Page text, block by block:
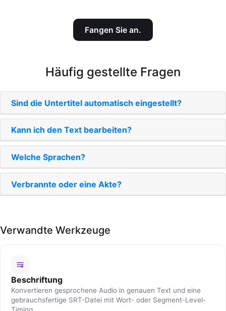
Fangen Sie an.
Häufig gestellte Fragen
Sind die Untertitel automatisch eingestellt?
Kann ich den Text bearbeiten?
Welche Sprachen?
Verbrannte oder eine Akte?
Verwandte Werkzeuge
Beschriftung
Konvertieren gesprochene Audio in genauen Text und eine
gebrauchsfertige SRT-Datei mit Wort- oder Segment-Level-
Timing.